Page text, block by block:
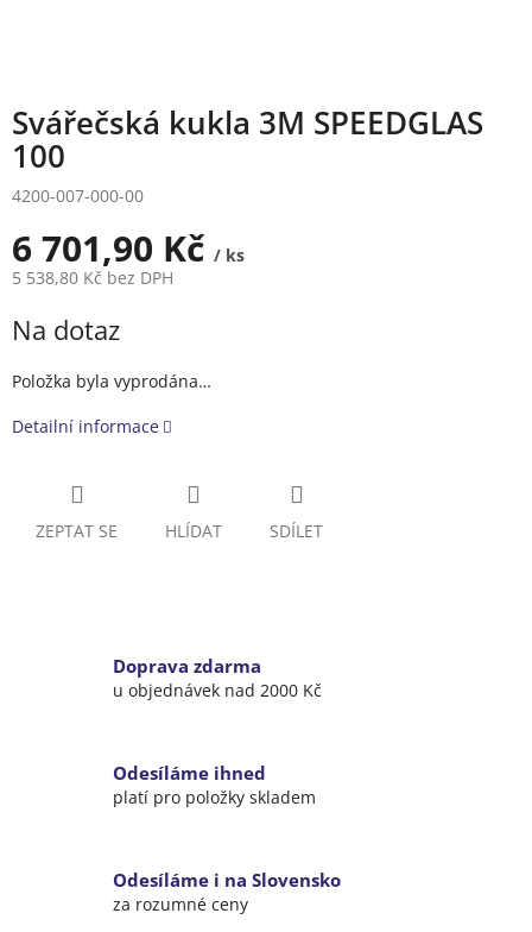
Svářečská kukla 3M SPEEDGLAS
100
4200-007-000-00
6 701,90 Kč / ks
5 538,80 Kč bez DPH
cena:
Na dotaz
Položka byla vyprodána…
Detailní informace
ZEPTAT SE HLÍDAT SDÍLET
Doprava zdarma
u objednávek nad 2000 Kč
Odesíláme ihned
platí pro položky skladem
Odesíláme i na Slovensko
za rozumné ceny